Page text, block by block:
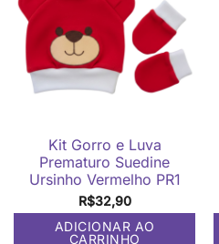
Kit Gorro e Luva
Prematuro Suedine
Ursinho Vermelho PR1
R$32,90
ADICIONAR AO
CARRINHO